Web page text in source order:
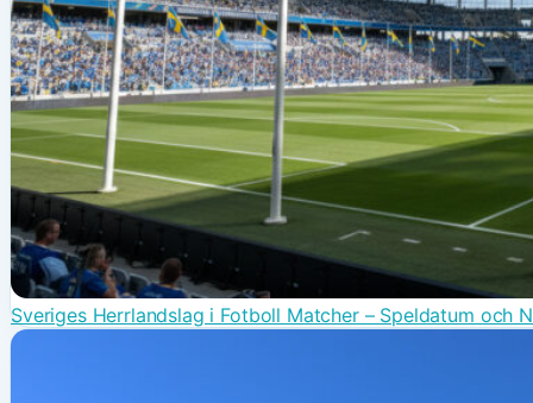
Sveriges Herrlandslag i Fotboll Matcher – Speldatum och